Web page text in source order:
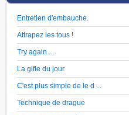
Entretien d'embauche.
Attrapez les tous !
Try again ...
La gifle du jour
C'est plus simple de le d ...
Technique de drague